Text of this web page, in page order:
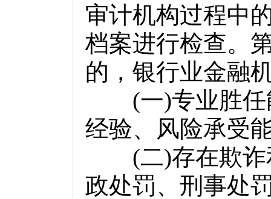
审计机构过程中
档案进行检查。
的，银行业金融
(一)专业胜
经验、风险承受
(二)存在欺
政处罚、刑事处